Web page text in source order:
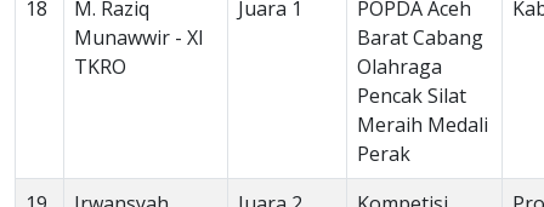
18
M. Raziq
Munawwir - XI
TKRO
Juara 1
POPDA Aceh
Barat Cabang
Olahraga
Pencak Silat
Meraih Medali
Perak